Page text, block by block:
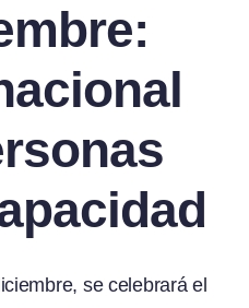
se celebrará el